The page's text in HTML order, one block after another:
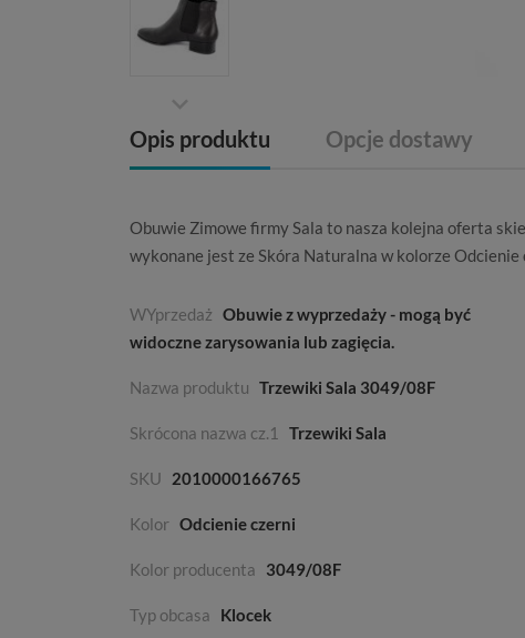
Opis produktu Opcje dostawy
Obuwie Zimowe firmySala to nasza kolejna oferta
wykonane jest ze Skóra Naturalna w kolorze Odcienie
WYprzedaż Obuwie z wyprzedaży - mogą być
widoczne zarysowania lub zagięcia.
Nazwa produktu Trzewiki Sala 3049/08F
Skrócona nazwa cz.1 Trzewiki Sala
SKU 2010000166765
Kolor Odcienie czerni
Kolor producenta 3049/08F
Typ obcasa Klocek